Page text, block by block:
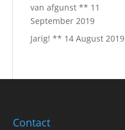
van afgunst ** 11
September 2019
Jarig! ** 14 August 2019
Contact